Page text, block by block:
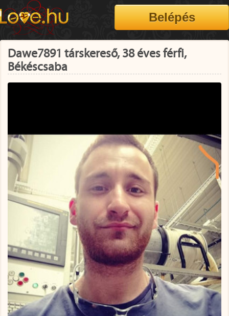
Dawe7891 társkereső, 38 éves férfi,
Békéscsaba